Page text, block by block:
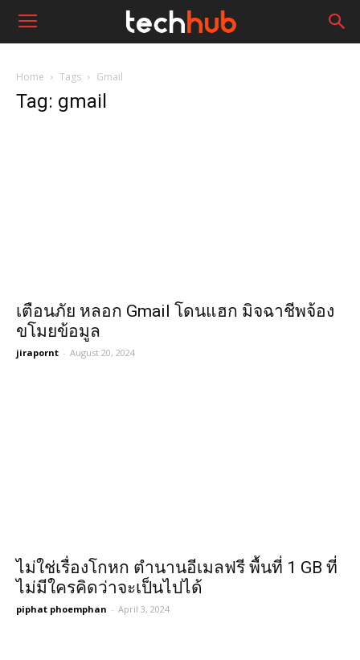
Home Tags Gmail
Tag: gmail
เตือนภัย หลอก Gmail โดนแฮก มิจฉาชีพจ้อง
ขโมยข้อมูล
jirapornt - August 20, 2024
ไม่ใช่เรื่องโกหก ตำนานอีเมลฟรี พื้นที่ 1 GB ที่
ไม่มีใครคิดว่าจะเป็นไปได้
piphat phoemphan - April 3, 2024